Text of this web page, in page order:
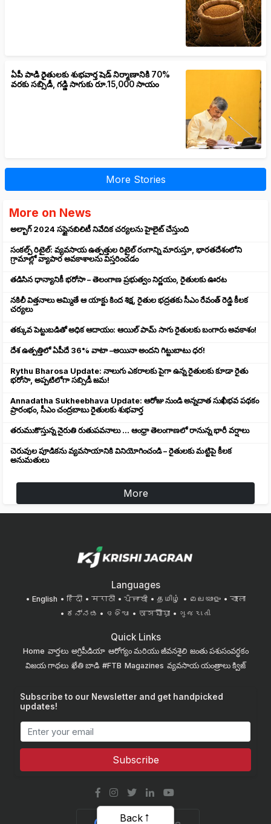
ఏపీ పాడి రైతులకు శుభవార్త షెడ్ నిర్మాణానికి 70%
వరకు సబ్సిడీ, గడ్డి సాగుకు రూ.15,000 సాయం
More Stories
More on News
అల్బాగ్ 2024 సస్టైనబిలిటీ నివేదిక చర్యలను హైలైట్ చేస్తుంది
సంకల్ప్ రిటైల్: వ్యవసాయ ఉత్పత్తుల రిటైల్ రంగాన్ని మారుస్తూ, భారతదేశంలోని
గ్రామాల్లో వ్యాపార అవకాశాలను విస్తరించడం
తడిసిన ధాన్యానికీ భరోసా – తెలంగాణ ప్రభుత్వం నిర్ణయం, రైతులకు ఊరట
నకిలీ విత్తనాలు అమ్మితే ఆ యాక్టు కింద శిక్ష, రైతుల భద్రతకు సీఎం రేవంత్ రెడ్డి కీలక
చర్యలు
తక్కువ పెట్టుబడితో అధిక ఆదాయం: ఆయిల్ పామ్ సాగు రైతులకు బంగారు అవకాశం!
దేశ ఉత్పత్తిలో ఏపీదే 36% వాటా –అయినా అందని గిట్టుబాటు ధర!
Rythu Bharosa Update: నాలుగు ఎకరాలకు పైగా ఉన్న రైతులకు కూడా రైతు
భరోసా, అప్పటిలోగా సబ్సిడీ జమ!
Annadatha Sukheebhava Update: ఆరోజు నుండి అన్నదాత సుఖీభవ పథకం
ప్రారంభం, సీఎం చంద్రబాబు రైతులకు శుభవార్త
తరుముకొస్తున్న నైరుతి రుతుపవనాలు ... ఆంధ్రా తెలంగాణలో రానున్న భారీ వర్షాలు
చెరువుల పూడికను వ్యవసాయానికి వినియోగించండి – రైతులకు మట్టిపై కీలక
అనుమతులు
More
Languages
English हिंदी मराठी ਪੰਜਾਬੀ தமிழ் മലയാളം
বাংলা
ಕನ್ನಡ
ଓଡିଆ অসমীয়া ગુજરાતી
Quick Links
Home వార్తలు అగ్రిపీడియా ఆరోగ్యం మరియు జీవనశైలి జంతు పశుసంవర్ధకం
విజయ గాథలు ఖేతి బాడి #FTB Magazines వ్యవసాయ యంత్రాలు క్విజ్
Subscribe to our Newsletter and get handpicked
updates!
Subscribe
Back